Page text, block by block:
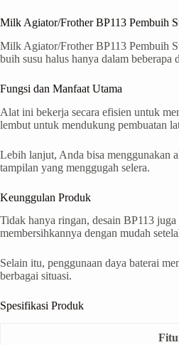
Milk Agiator/Frother BP113 Pembuih
Milk Agiator/Frother BP113 Pembuih
buih susu halus hanya dalam
Fungsi dan Manfaat Utama
Alat ini bekerja secara efisien untuk
lembut untuk mendukung pembuatan
Lebih lanjut, Anda bisa menggunakan
tampilan yang menggugah selera.
Keunggulan Produk
Tidak hanya ringan, desain BP113
membersihkannya dengan mudah
Selain itu, penggunaan daya baterai
berbagai situasi.
Spesifikasi Produk